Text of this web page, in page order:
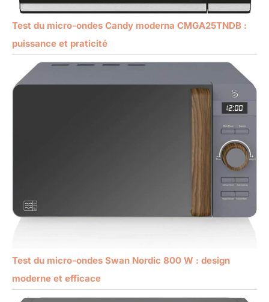
Test du micro-ondes Candy moderna CMGA25TNDB :
puissance et praticité
Test du micro-ondes Swan Nordic 800 W : design
moderne et efficace